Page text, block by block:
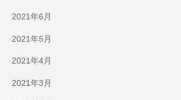
2021年6月
2021年5月
2021年4月
2021年3月